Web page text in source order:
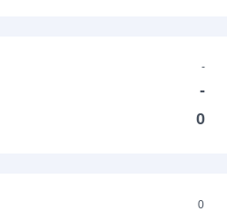
-
-
0
0